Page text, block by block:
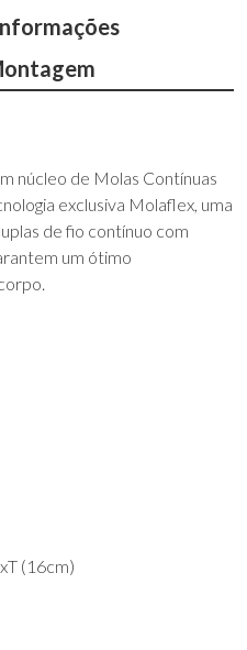
núcleo de Molas Contínuas
exclusiva Molaflex, uma
de fio contínuo com
um ótimo
(16cm)